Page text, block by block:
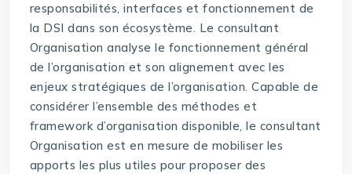
responsabilités, interfaces et fonctionnement de
la DSI dans son écosystème. Le consultant
Organisation analyse le fonctionnement général
de l’organisation et son alignement avec les
enjeux stratégiques de l’organisation. Capable de
considérer l’ensemble des méthodes et
framework d’organisation disponible, le consultant
Organisation est en mesure de mobiliser les
apports les plus utiles pour proposer des